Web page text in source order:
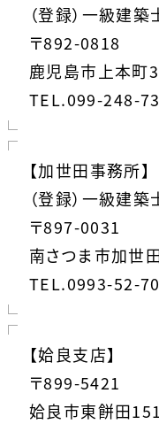
（登録）一級建
〒892-0818
鹿児島市上本町
TEL.099-248-
【加世田事務所】
（登録）一級建
〒897-0031
南さつま市加世
TEL.0993-52-
【姶良支店】
〒899-5421
姶良市東餅田